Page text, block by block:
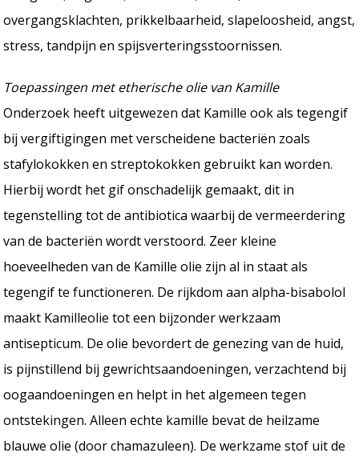
overgangsklachten, prikkelbaarheid, slapeloosheid, angst,
stress, tandpijn en spijsverteringsstoornissen.
Toepassingen met etherische olie van Kamille
Onderzoek heeft uitgewezen dat Kamille ook als tegengif
bij vergiftigingen met verscheidene bacteriën zoals
stafylokokken en streptokokken gebruikt kan worden.
Hierbij wordt het gif onschadelijk gemaakt, dit in
tegenstelling tot de antibiotica waarbij de vermeerdering
van de bacteriën wordt verstoord. Zeer kleine
hoeveelheden van de Kamille olie zijn al in staat als
tegengif te functioneren. De rijkdom aan alpha-bisabolol
maakt Kamilleolie tot een bijzonder werkzaam
antisepticum. De olie bevordert de genezing van de huid,
is pijnstillend bij gewrichtsaandoeningen, verzachtend bij
oogaandoeningen en helpt in het algemeen tegen
ontstekingen. Alleen echte kamille bevat de heilzame
blauwe olie (door chamazuleen). De werkzame stof uit de